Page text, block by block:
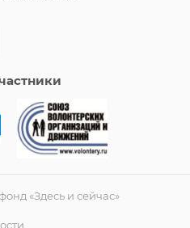
«Здесь и сейчас»